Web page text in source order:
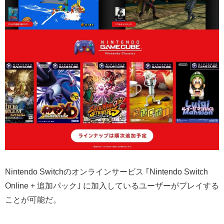
Nintendo Switchのオンラインサービス ｢Nintendo Switch
Online + 追加パック｣ に加入しているユーザーがプレイする
ことが可能だ。